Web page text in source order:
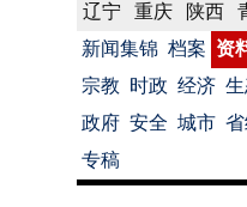
辽宁
重庆 陕西
新闻集锦 档案 资
宗教 时政 经济
政府 安全 城市
专稿